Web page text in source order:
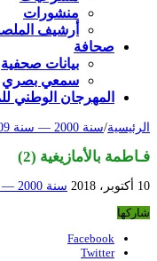
منشورات
أرشيف
صحافة
بيانات صحفية
سمعي بصري
المهرجان الوطني
الرئيسية/سنة 2000 — سنة 2009
فـاطمة بالأمازيغية (2)
10 أكتوبر، 2018 سنة 2000 — سنة 2009
شاركها
Facebook
Twitter